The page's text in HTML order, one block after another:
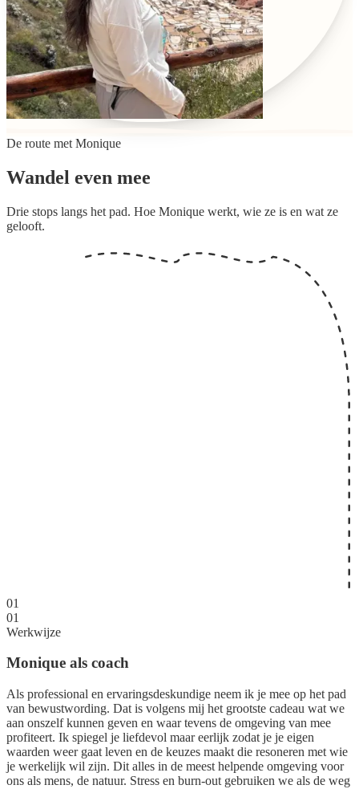
De route met Monique
Wandel even mee
Drie stops langs het pad. Hoe Monique werkt, wie ze is en wat ze
gelooft.
01
01
Werkwijze
Monique als coach
Als professional en ervaringsdeskundige neem ik je mee op het pad
van bewustwording. Dat is volgens mij het grootste cadeau wat we
aan onszelf kunnen geven en waar tevens de omgeving van mee
profiteert. Ik spiegel je liefdevol maar eerlijk zodat je je eigen
waarden weer gaat leven en de keuzes maakt die resoneren met wie
je werkelijk wil zijn. Dit alles in de meest helpende omgeving voor
ons als mens, de natuur. Stress en burn-out gebruiken we als de weg